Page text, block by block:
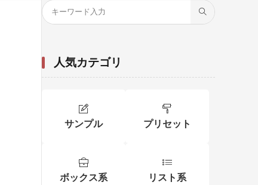
人気カテゴリ
サンプル プリセット
ボックス系 リスト系